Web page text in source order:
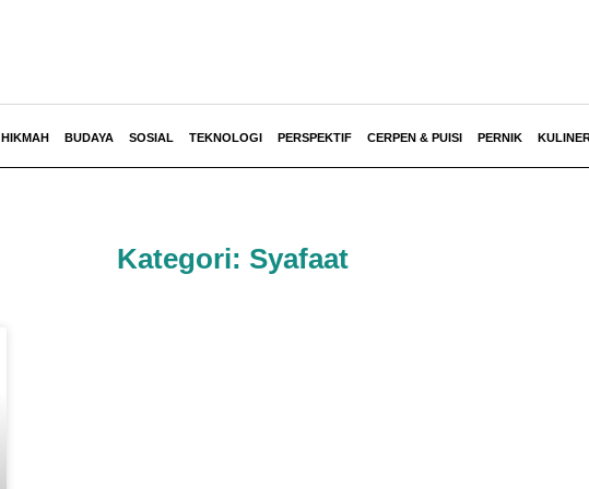
HIKMAH BUDAYA SOSIAL TEKNOLOGI PERSPEKTIF CERPEN & PUISI PERNIK
Kategori: Syafaat